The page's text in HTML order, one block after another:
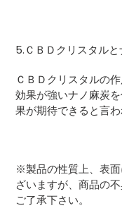
5.ＣＢＤクリスタル
ＣＢＤクリスタルの
効果が強いナノ麻炭
果が期待できると言わ
※製品の性質上、表
ざいますが、商品の
ご了承下さい。